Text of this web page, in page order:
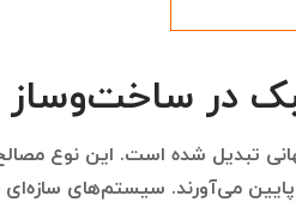
در
۲۰۲۵ به یک استاندارد جهانی تبدیل شده است. این
می‌آورند. سیستم‌های سازه‌ای